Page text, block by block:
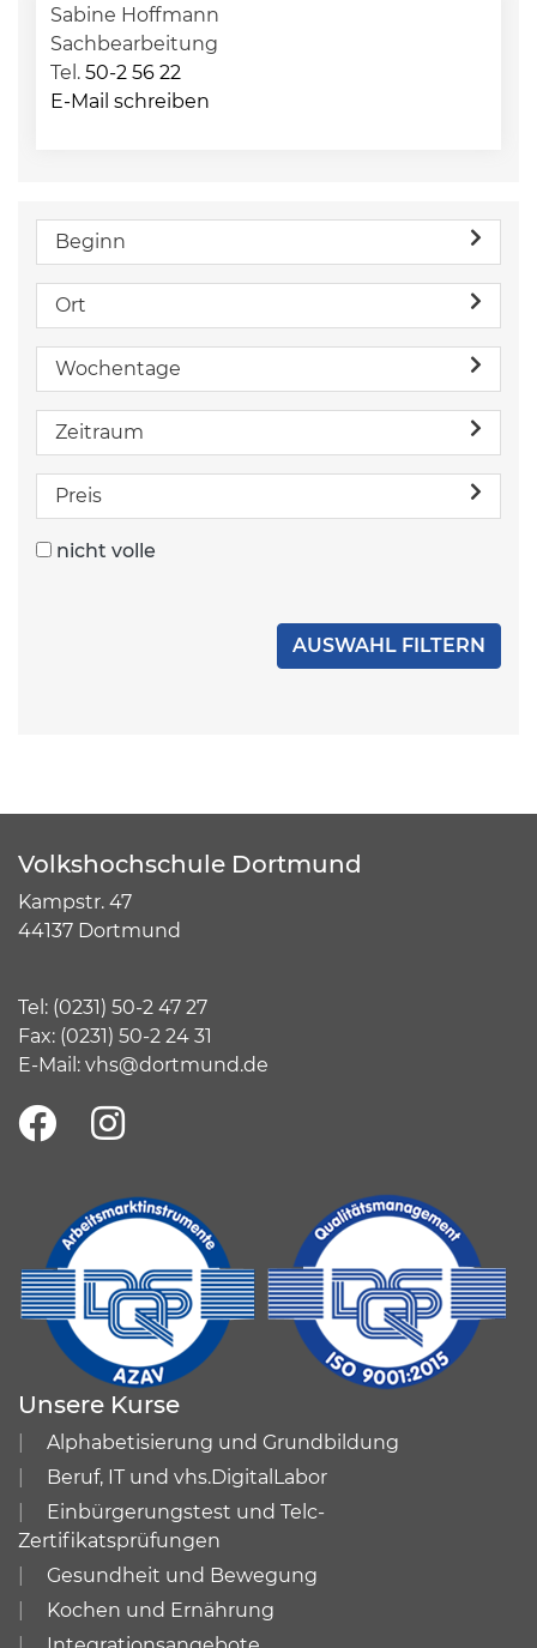
Sabine Hoffmann
Sachbearbeitung
Tel. 50-2 56 22
E-Mail schreiben
Beginn
Ort
Wochentage
Zeitraum
Preis
nicht volle
Volkshochschule Dortmund
Kampstr. 47
44137 Dortmund
Tel: (0231) 50-2 47 27
Fax: (0231) 50-2 24 31
E-Mail: vhs@dortmund.de
Unsere Kurse
Alphabetisierung und Grundbildung
Beruf, IT und vhs.DigitalLabor
Einbürgerungstest und Telc-
Zertifikatsprüfungen
Gesundheit und Bewegung
Kochen und Ernährung